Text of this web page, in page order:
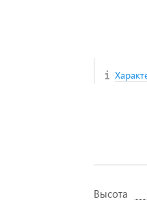
Высота